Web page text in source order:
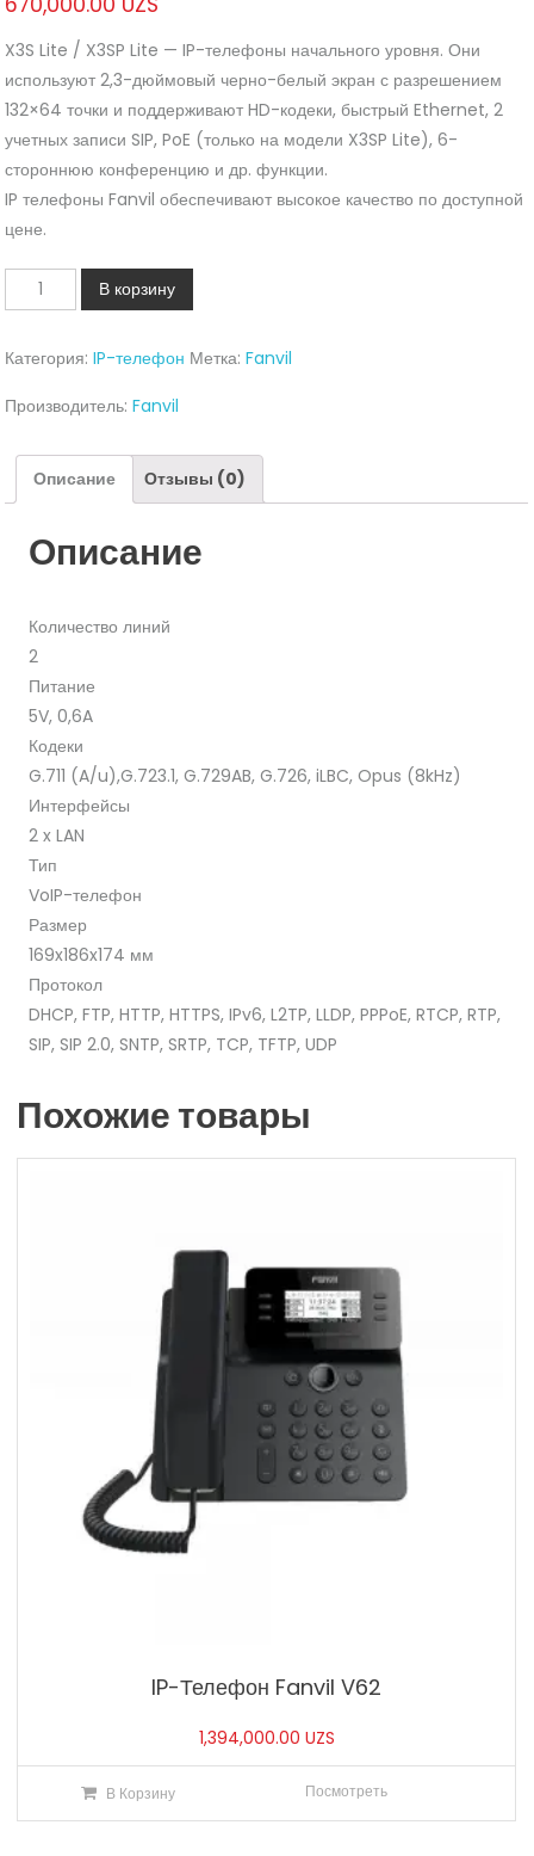
X3S Lite / X3SP Lite — IP-телефоны начального уровня. Они
используют 2,3-дюймовый черно-белый экран с разрешением
132×64 точки и поддерживают HD-кодеки, быстрый Ethernet, 2
учетных записи SIP, PoE (только на модели X3SP Lite), 6-
стороннюю конференцию и др. функции.
IP телефоны Fanvil обеспечивают высокое качество по доступной
цене.
Количество
IP-
Fanvil
X3SP
В корзину
Категория:IP-телефон Метка:Fanvil
Производитель:Fanvil
Описание Отзывы (0)
Описание
Количество линий
2
Питание
5V, 0,6A
Кодеки
G.711 (A/u),G.723.1, G.729AB, G.726, iLBC, Opus (8kHz)
Интерфейсы
2 x LAN
Тип
VoIP-телефон
Размер
169x186x174 мм
Протокол
DHCP, FTP, HTTP, HTTPS, IPv6, L2TP, LLDP, PPPoE, RTCP, RTP,
SIP, SIP 2.0, SNTP, SRTP, TCP, TFTP, UDP
Похожие товары
IP-Телефон Fanvil V62
1,394,000.00 UZS
В Корзину Посмотреть